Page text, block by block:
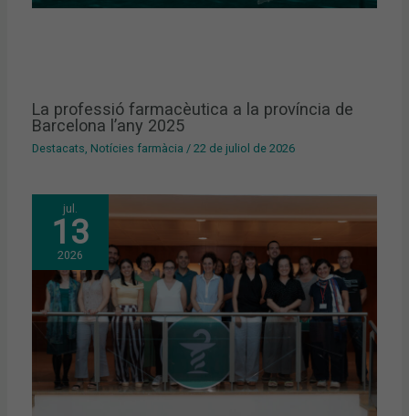
La professió farmacèutica a la província de
Barcelona l’any 2025
Destacats, Notícies farmàcia /22 de juliol de 2026
jul.
13
2026